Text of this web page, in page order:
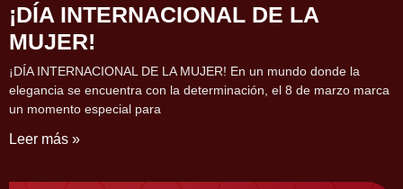
¡DÍA INTERNACIONAL DE LA
MUJER!
¡DÍA INTERNACIONAL DE LA MUJER! En un mundo donde la
elegancia se encuentra con la determinación, el 8 de marzo marca
un momento especial para
Leer más »